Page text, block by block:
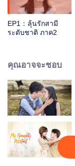
EP1：ลุ้นรักสามี
ระดับชาติ ภาค2
คุณอาจจะชอบ